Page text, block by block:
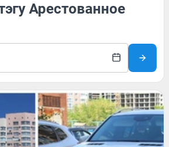
Арестованное